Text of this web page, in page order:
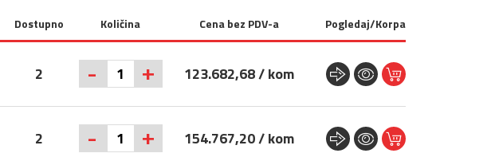
Dostupno Količina Cena bez PDV-a Pogledaj/Korpa
2 - + 123.682,68 / kom
2 - + 154.767,20 / kom